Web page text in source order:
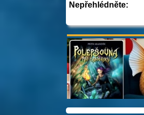
Nepřehlédněte: